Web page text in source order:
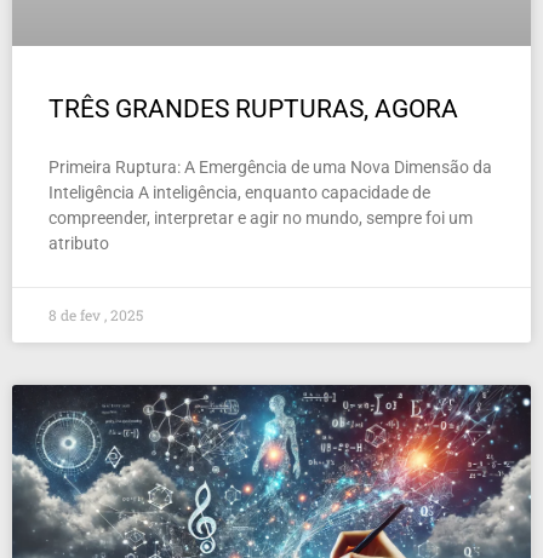
TRÊS GRANDES RUPTURAS, AGORA
Primeira Ruptura: A Emergência de uma Nova Dimensão da
Inteligência A inteligência, enquanto capacidade de
compreender, interpretar e agir no mundo, sempre foi um
atributo
8 de fev , 2025